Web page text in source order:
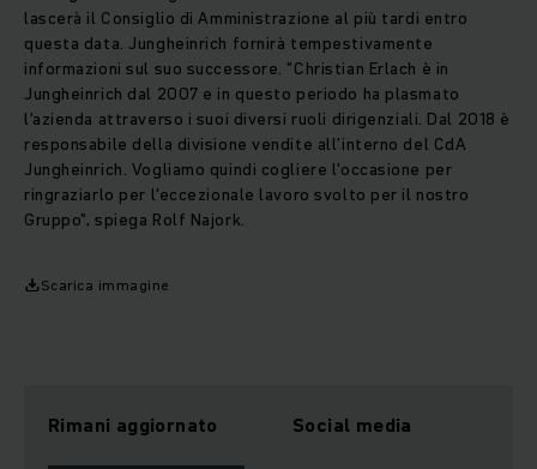
lascerà il Consiglio di Amministrazione al più tardi entro
questa data. Jungheinrich fornirà tempestivamente
informazioni sul suo successore. "Christian Erlach è in
Jungheinrich dal 2007 e in questo periodo ha plasmato
l'azienda attraverso i suoi diversi ruoli dirigenziali. Dal 2018 è
responsabile della divisione vendite all’interno del CdA
Jungheinrich. Vogliamo quindi cogliere l'occasione per
ringraziarlo per l'eccezionale lavoro svolto per il nostro
Gruppo", spiega Rolf Najork.
Scarica immagine
Rimani aggiornato Social media